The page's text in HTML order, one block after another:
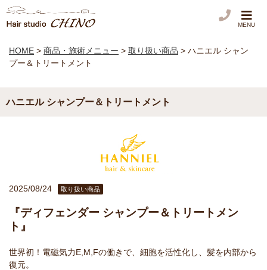
MENU
HOME > 商品・施術メニュー > 取り扱い商品 > ハニエル シャン
プー＆トリートメント
ハニエル シャンプー＆トリートメント
2025/08/24 取り扱い商品
『ディフェンダー シャンプー＆トリートメン
ト』
世界初！電磁気力E,M,Fの働きで、細胞を活性化し、髪を内部から
復元。